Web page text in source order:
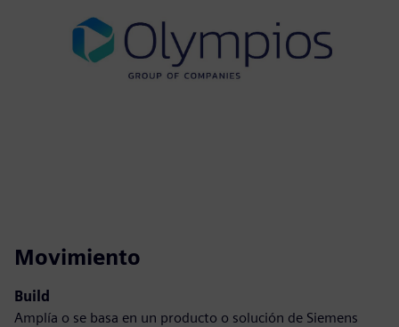
Movimiento
Build
Amplía o se basa en un producto o solución de Siemens